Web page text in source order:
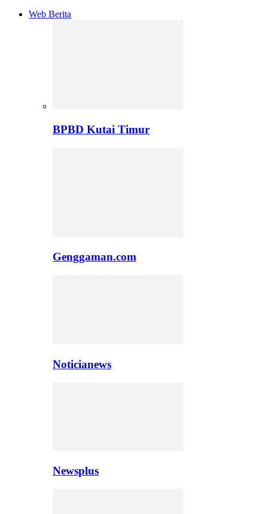
Web Berita
BPBD Kutai Timur
Genggaman.com
Noticianews
Newsplus